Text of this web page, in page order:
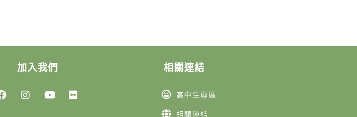
加入我們 相關連結
高中生專區
相關連結